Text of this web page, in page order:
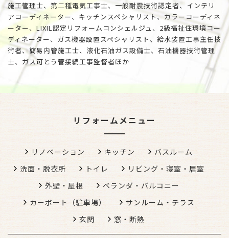
施工管理士、第二種電気工事士、一般耐震技術認定者、インテリ
アコーディネーター、キッチンスペシャリスト、カラーコーディネ
ーター、LIXIL認定リフォームコンシェルジュ、2級福祉住環境コー
ディネーター、ガス機器設置スペシャリスト、給水装置工事主任技
術者、簡易内管施工士、液化石油ガス設備士、石油機器技術管理
士、ガス可とう管接続工事監督者ほか
リフォームメニュー
リノベーション キッチン
バスルーム
洗面・脱衣所
トイレ
リビング・寝室・居室
外壁・屋根
ベランダ・バルコニー
カーボート（駐車場）
サンルーム・テラス
玄関
窓・断熱